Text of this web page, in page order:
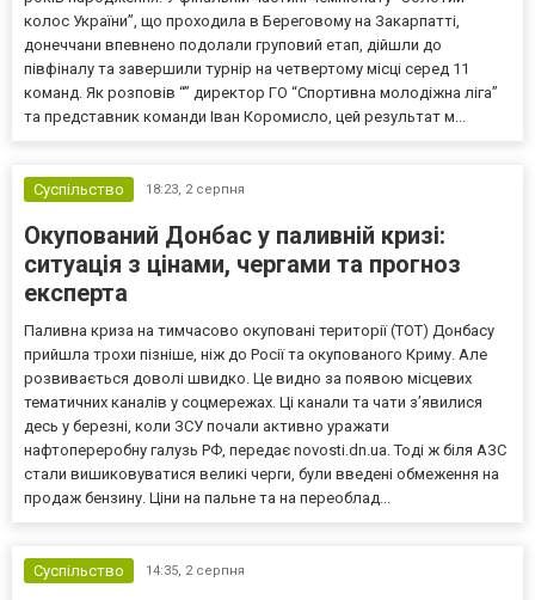
колос України”, що проходила в Береговому на Закарпатті,
донеччани впевнено подолали груповий етап, дійшли до
півфіналу та завершили турнір на четвертому місці серед 11
команд. Як розповів “” директор ГО “Спортивна молодіжна ліга”
та представник команди Іван Коромисло, цей результат м...
Суспільство 18:23, 2 серпня
Окупований Донбас у паливній кризі:
ситуація з цінами, чергами та прогноз
експерта
Паливна криза на тимчасово окуповані території (ТОТ) Донбасу
прийшла трохи пізніше, ніж до Росії та окупованого Криму. Але
розвивається доволі швидко. Це видно за появою місцевих
тематичних каналів у соцмережах. Ці канали та чати з’явилися
десь у березні, коли ЗСУ почали активно уражати
нафтопереробну галузь РФ, передає novosti.dn.ua. Тоді ж біля АЗС
стали вишиковуватися великі черги, були введені обмеження на
продаж бензину. Ціни на пальне та на переоблад...
Суспільство 14:35, 2 серпня